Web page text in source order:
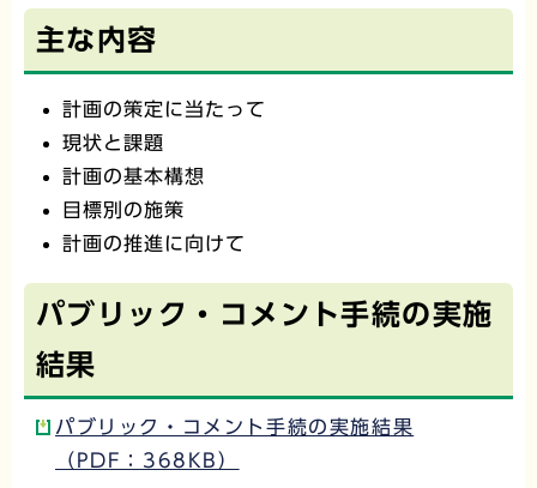
主な内容
計画の策定に当たって
現状と課題
計画の基本構想
目標別の施策
計画の推進に向けて
パブリック・コメント手続の実施
結果
パブリック・コメント手続の実施結果
（PDF：368KB）